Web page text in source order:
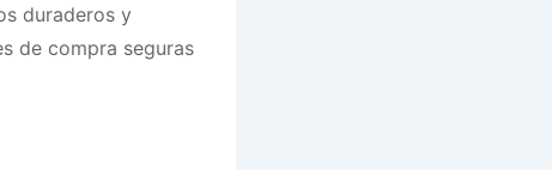
duraderos y
de compra seguras